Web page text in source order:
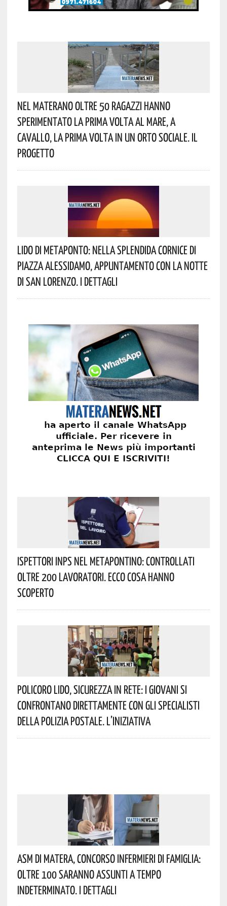
Nel Materano Oltre 50 Ragazzi Hanno
Sperimentato La Prima Volta Al Mare, A
Cavallo, La Prima Volta In Un Orto Sociale. Il
Progetto
Lido Di Metaponto: Nella Splendida Cornice Di
Piazza Alessidamo, Appuntamento Con La Notte
Di San Lorenzo. I Dettagli
Ispettori INPS Nel Metapontino: Controllati
Oltre 200 Lavoratori. Ecco Cosa Hanno
Scoperto
Policoro Lido, Sicurezza In Rete: I Giovani Si
Confrontano Direttamente Con Gli Specialisti
Della Polizia Postale. L’iniziativa
Asm Di Matera, Concorso Infermieri Di Famiglia:
Oltre 100 Saranno Assunti A Tempo
Indeterminato. I Dettagli